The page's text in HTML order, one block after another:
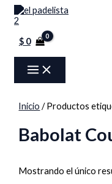
contenido
$0
MENU
Inicio / Productos
Babolat
Mostrando el único
Menú